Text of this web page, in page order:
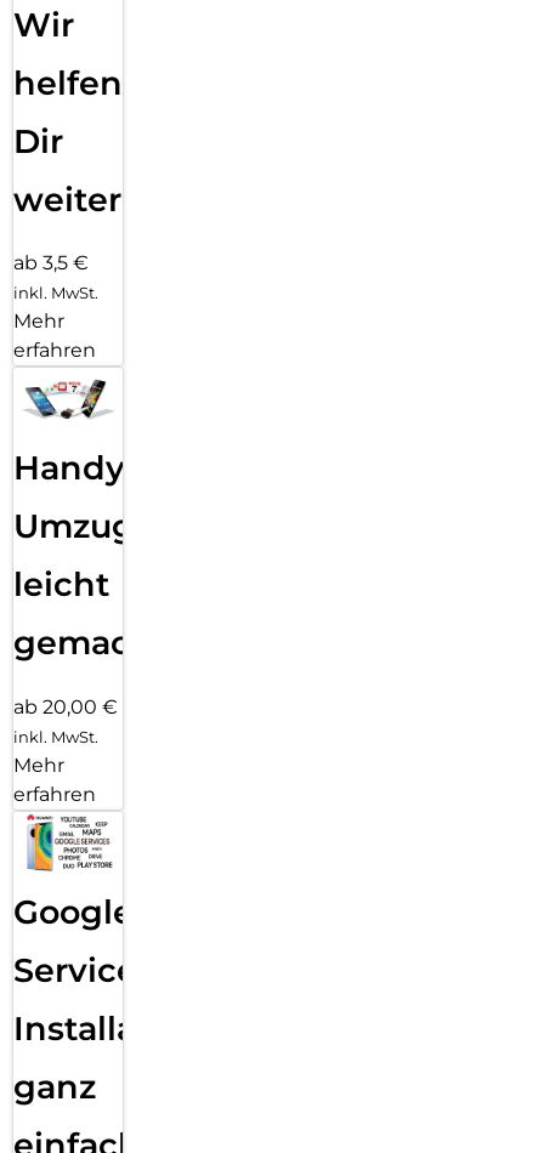
Wir
helfen
Dir
weiter
ab 3,5 €
inkl. MwSt.
Mehr
erfahren
Handy
Umzug
leicht
gemacht!
ab 20,00 €
inkl. MwSt.
Mehr
erfahren
Google
Services
Installation
ganz